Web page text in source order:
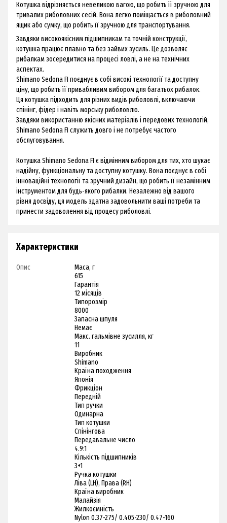
Котушка відрізняється невеликою вагою, що робить її зручною для
тривалих риболовних сесій. Вона легко поміщається в риболовний
ящик або сумку, що робить її зручною для транспортування.
Завдяки високоякісним підшипникам та точній конструкції,
котушка працює плавно та без зайвих зусиль. Це дозволяє
рибалкам зосередитися на процесі ловлі, а не на технічних
аспектах.
Shimano Sedona FI поєднує в собі високі технології та доступну
ціну, що робить її привабливим вибором для багатьох рибалок.
Ця котушка підходить для різних видів риболовлі, включаючи
спінінг, фідер і навіть морську риболовлю.
Завдяки використанню якісних матеріалів і передових технологій,
Shimano Sedona FI служить довго і не потребує частого
обслуговування.
Котушка Shimano Sedona FI є відмінним вибором для тих, хто шукає
надійну, функціональну та доступну котушку. Вона поєднує в собі
інноваційні технології та зручний дизайн, що робить її незамінним
інструментом для будь-якого рибалки. Незалежно від вашого
рівня досвіду, ця модель здатна задовольнити ваші потреби та
принести задоволення від процесу риболовлі.
Характеристики
Опис
Маса, г
615
Гарантія
12 місяців
Типорозмір
8000
Запасна шпуля
Немає
Макс. гальмівне зусилля, кг
11
Виробник
Shimano
Країна походження
Японія
Фрикціон
Передній
Тип ручки
Одинарна
Тип котушки
Спінінгова
Передавальне число
4.9:1
Кількість підшипників
3+1
Ручка котушки
Ліва (LH), Права (RH)
Країна виробник
Малайзія
Жилкоємність
Nylon 0.37-275/ 0.405-230/ 0.47-160